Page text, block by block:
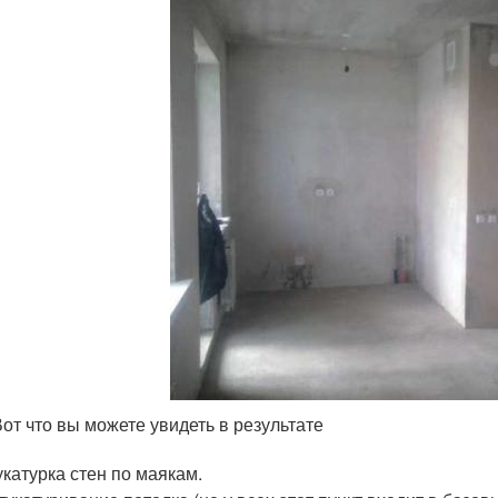
что вы можете увидеть в результате
стен по маякам.